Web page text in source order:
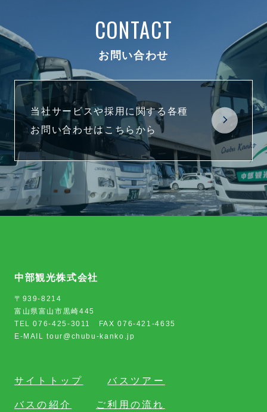
CONTACT
お問い合わせ
当社サービスや採用に関する各種
お問い合わせはこちらから
中部観光株式会社
〒939-8214
富山県富山市黒崎445
TEL 076-425-3011 FAX 076-421-4635
E-MAIL tour@chubu-kanko.jp
サイトトップ バスツアー
バスの紹介 ご利用の流れ